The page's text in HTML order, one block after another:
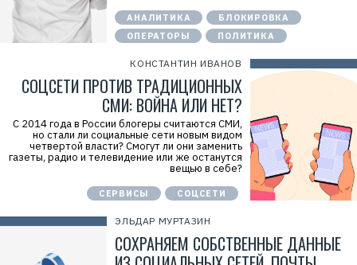
АНАЛИТИКА
БЛОКИРОВКА
ОПЕРАТОРЫ
ПОЛИТИКА
КОНСТАНТИН ИВАНОВ
СОЦСЕТИ ПРОТИВ ТРАДИЦИОННЫХ
СМИ: ВОЙНА ИЛИ НЕТ?
С 2014 года в России блогеры считаются СМИ,
но стали ли социальные сети новым видом
четвертой власти? Смогут ли они заменить
газеты, радио и телевидение или же останутся
вещью в себе?
СЕРВИСЫ СОЦСЕТИ
ЭЛЬДАР МУРТАЗИН
СОХРАНЯЕМ СОБСТВЕННЫЕ ДАННЫЕ